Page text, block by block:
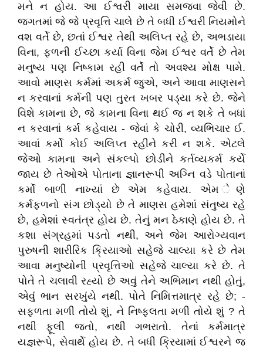
મને ન હોય. આ ઈશ્વરી માયા સમજવા જેવી છે.
જગતમાં જે જે પ્રવૃત્તિ ચાલે છે તે બધી ઈશ્વરી નિયમોને
વશ વર્તે છે, છતાં ઈશ્વર તેથી અલિપ્ત રહે છે, અભડાયા
વિના, ફળની ઈચ્છા કર્યા વિના જેમ ઈશ્વર વર્તે છે તેમ
મનુષ્ય પણ નિષ્કામ રહી વર્તે તો અવશ્ય મોક્ષ પામે.
આવો માણસ કર્મમાં અકર્મ જુએ, અને આવા માણસને
ન કરવાનાં કર્મની પણ તુરત ખબર પડ્યા કરે છે. જેને
વિશે કામના છે, જે કામના વિના થઈ જ ન શકે તે બધાં
ન કરવાનાં કર્મ કહેવાય - જેવાં કે ચોરી, વ્યભિચાર ઈ.
આવાં કર્મો કોઈ અલિપ્ત રહીને કરી ન શકે. એટલે
જેઓ કામના અને સંકલ્પો છોડીને કર્તવ્યકર્મ કર્યે
જાય છે તેઓએ પોતાના જ્ઞાનરૂપી અગ્નિ વડે પોતાનાં
કર્મો બાળી નાખ્યાં છે એમ કહેવાય. એમ ેણે
કર્મફળનો સંગ છોડ્યો છે તે માણસ હમેશાં સંતુષ્ય રહે
છે, હમેશાં સ્વતંત્ર હોય છે. તેનું મન ઠેકાણે હોય છે. તે
કશા સંગ્રહમાં પડતો નથી, અને જેમ આરોગ્યવાન
પુરુષની શારીરિક ક્રિયાઓ સહેજે ચાલ્યા કરે છે તેમ
આવા મનુષ્યોની પ્રવૃત્તિઓ સહેજે ચાલ્યા કરે છે. તે
પોતે તે ચલાવી રહ્યો છે અવું તેને અભિમાન નથી હોતું,
એવું ભાન સરખુંયે નથી. પોતે નિમિત્તમાત્ર રહે છે; -
સફળતા મળી તોયે શું, ને નિષ્ફલતા મળી તોયે શું ? તે
નથી ફૂલી જતો, નથી ગભરાતો. તેનાં કર્મમાત્ર
યજ્ઞરૂપે, સેવાર્થે હોય છે. તે બધી ક્રિયામાં ઈશ્વરને જ